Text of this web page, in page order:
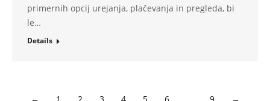
primernih opcij urejanja, plačevanja in pregleda, bi
le…
Details